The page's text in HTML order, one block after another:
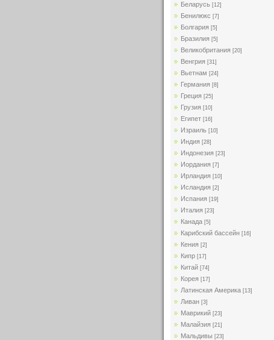
Беларусь [12]
Бенилюкс [7]
Болгария [5]
Бразилия [5]
Великобритания [20]
Венгрия [31]
Вьетнам [24]
Германия [8]
Греция [25]
Грузия [10]
Египет [16]
Израиль [10]
Индия [28]
Индонезия [23]
Иордания [7]
Ирландия [10]
Исландия [2]
Испания [19]
Италия [23]
Канада [5]
Карибский бассейн [16]
Кения [2]
Кипр [17]
Китай [74]
Корея [17]
Латинская Америка [13]
Ливан [3]
Маврикий [23]
Малайзия [21]
Мальдивы [23]